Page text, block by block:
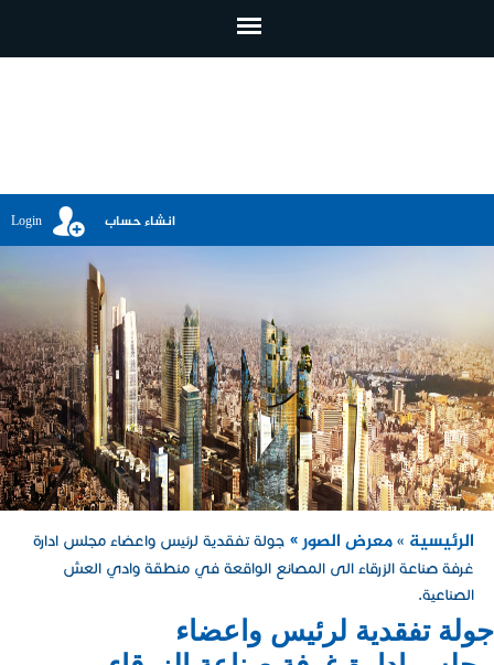
انشاء حساب Login
الرئيسية » معرض الصور » جولة تفقدية لرئيس واعضاء مجلس ادارة
غرفة صناعة الزرقاء الى المصانع الواقعة في منطقة وادي العش
الصناعية.
جولة تفقدية لرئيس واعضاء